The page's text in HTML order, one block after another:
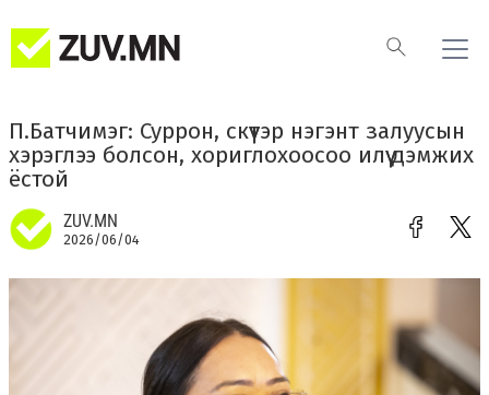
П.Батчимэг: Суррон, скүүтэр нэгэнт залуусын
хэрэглээ болсон, хориглохоосоо илүү дэмжих
ёстой
ZUV.MN
2026/06/04